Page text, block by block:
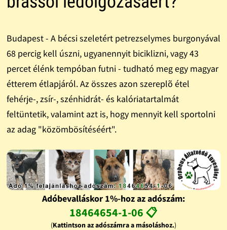
Budapest - A bécsi szeletért petrezselymes burgonyával
68 percig kell úszni, ugyanennyit biciklizni, vagy 43
percet élénk tempóban futni - tudható meg egy magyar
étterem étlapjáról. Az összes azon szereplõ étel
fehérje-, zsír-, szénhidrát- és kalóriatartalmát
feltüntetik, valamint azt is, hogy mennyit kell sportolni
az adag "közömbösítéséért".
Adóbevalláskor 1%-hoz az adószám:
18464654-1-06 📋
(Kattintson az adószámra a másoláshoz.)